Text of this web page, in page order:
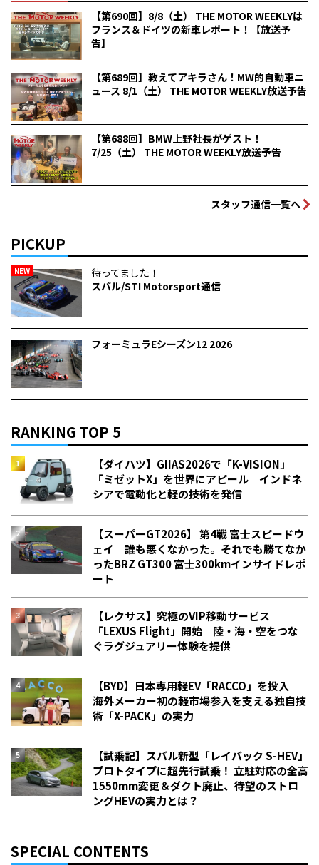
【第690回】8/8（土） THE MOTOR WEEKLYは
フランス＆ドイツの新車レポート！【放送予
告】
【第689回】教えてアキラさん！MW的自動車ニ
ュース 8/1（土） THE MOTOR WEEKLY放送予告
【第688回】BMW上野社長がゲスト！
7/25（土） THE MOTOR WEEKLY放送予告
スタッフ通信一覧へ
PICKUP
NEW
待ってました！
スバル/STI Motorsport通信
フォーミュラEシーズン12 2026
RANKING TOP 5
【ダイハツ】GIIAS2026で「K-VISION」
「ミゼットX」を世界にアピール インドネ
シアで電動化と軽の技術を発信
【スーパーGT2026】 第4戦 富士スピードウ
ェイ 誰も悪くなかった。それでも勝てなか
った――BRZ GT300 富士300kmインサイドレポ
ート
【レクサス】究極のVIP移動サービス
「LEXUS Flight」開始 陸・海・空をつな
ぐラグジュアリー体験を提供
【BYD】日本専用軽EV「RACCO」を投入
海外メーカー初の軽市場参入を支える独自技
術「X-PACK」の実力
【試乗記】スバル新型「レイバック S-HEV」
プロトタイプに超先行試乗！ 立駐対応の全高
1550mm変更＆ダクト廃止、待望のストロ
ングHEVの実力とは？
SPECIAL CONTENTS